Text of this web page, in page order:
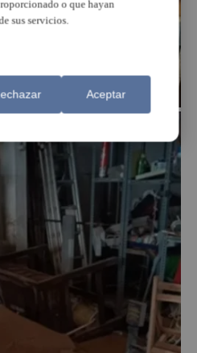
o que hayan
sus servicios.
Aceptar